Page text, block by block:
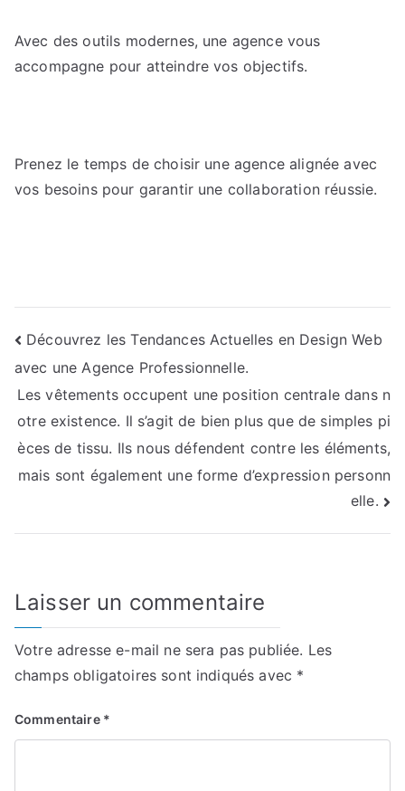
Avec des outils modernes, une agence vous
accompagne pour atteindre vos objectifs.
Prenez le temps de choisir une agence alignée avec
vos besoins pour garantir une collaboration réussie.
Navigation
de
l’article
Découvrez les Tendances Actuelles en Design Web
avec une Agence Professionnelle.
Les vêtements occupent une position centrale dans n
otre existence. Il s’agit de bien plus que de simples pi
èces de tissu. Ils nous défendent contre les éléments,
mais sont également une forme d’expression personn
elle.
Laisser un commentaire
Votre adresse e-mail ne sera pas publiée. Les
champs obligatoires sont indiqués avec *
Commentaire *